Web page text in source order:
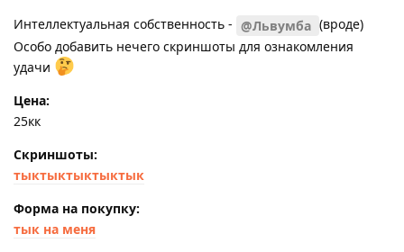
Интеллектуальная собственность - @Львумба (вроде)
Особо добавить нечего скриншоты для ознакомления
удачи
Цена:
25кк
Скриншоты:
тыктыктыктыктык
Форма на покупку:
тык на меня